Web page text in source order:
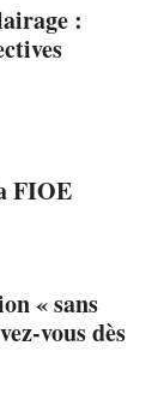
:
FIOE
« sans
vous dès